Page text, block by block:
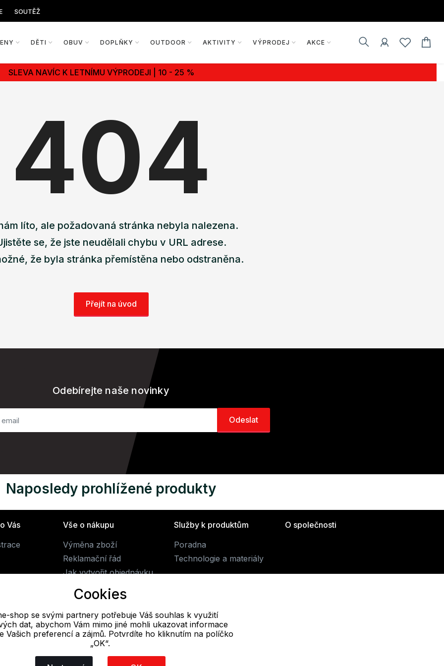
SOUTĚŽ
DĚTI OBUV DOPLŇKY OUTDOOR AKTIVITY VÝPRODEJ AKCE
SLEVA NAVÍC K LETNÍMU VÝPRODEJI | 10 - 25 %
404
líto, ale požadovaná stránka nebyla nalezena.
se, že jste neudělali chybu v URL adrese.
že byla stránka přemístěna nebo odstraněna.
Přejít na úvod
Odebírejte naše novinky
Naposledy prohlížené produkty
Vás
Vše o nákupu
Výměna zboží
Reklamační řád
Jak vytvořit objednávku
Obchodní podmínky
Doprava
Služby k produktům
Poradna
Technologie a materiály
O společnosti
E-mail
obchod@alpine-shop.cz
Cookies
shop se svými partnery potřebuje Váš souhlas k využití
dat, abychom Vám mimo jiné mohli ukazovat informace
Vašich preferencí a zájmů. Potvrdíte ho kliknutím na políčko
„OK“.